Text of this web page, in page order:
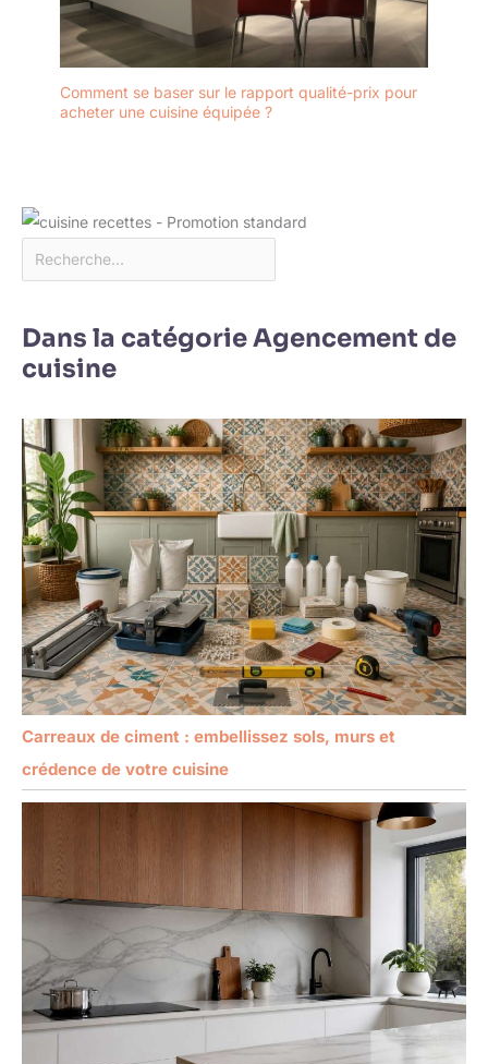
Comment se baser sur le rapport qualité-prix pour
acheter une cuisine équipée ?
Dans la catégorie Agencement de
cuisine
Carreaux de ciment : embellissez sols, murs et
crédence de votre cuisine